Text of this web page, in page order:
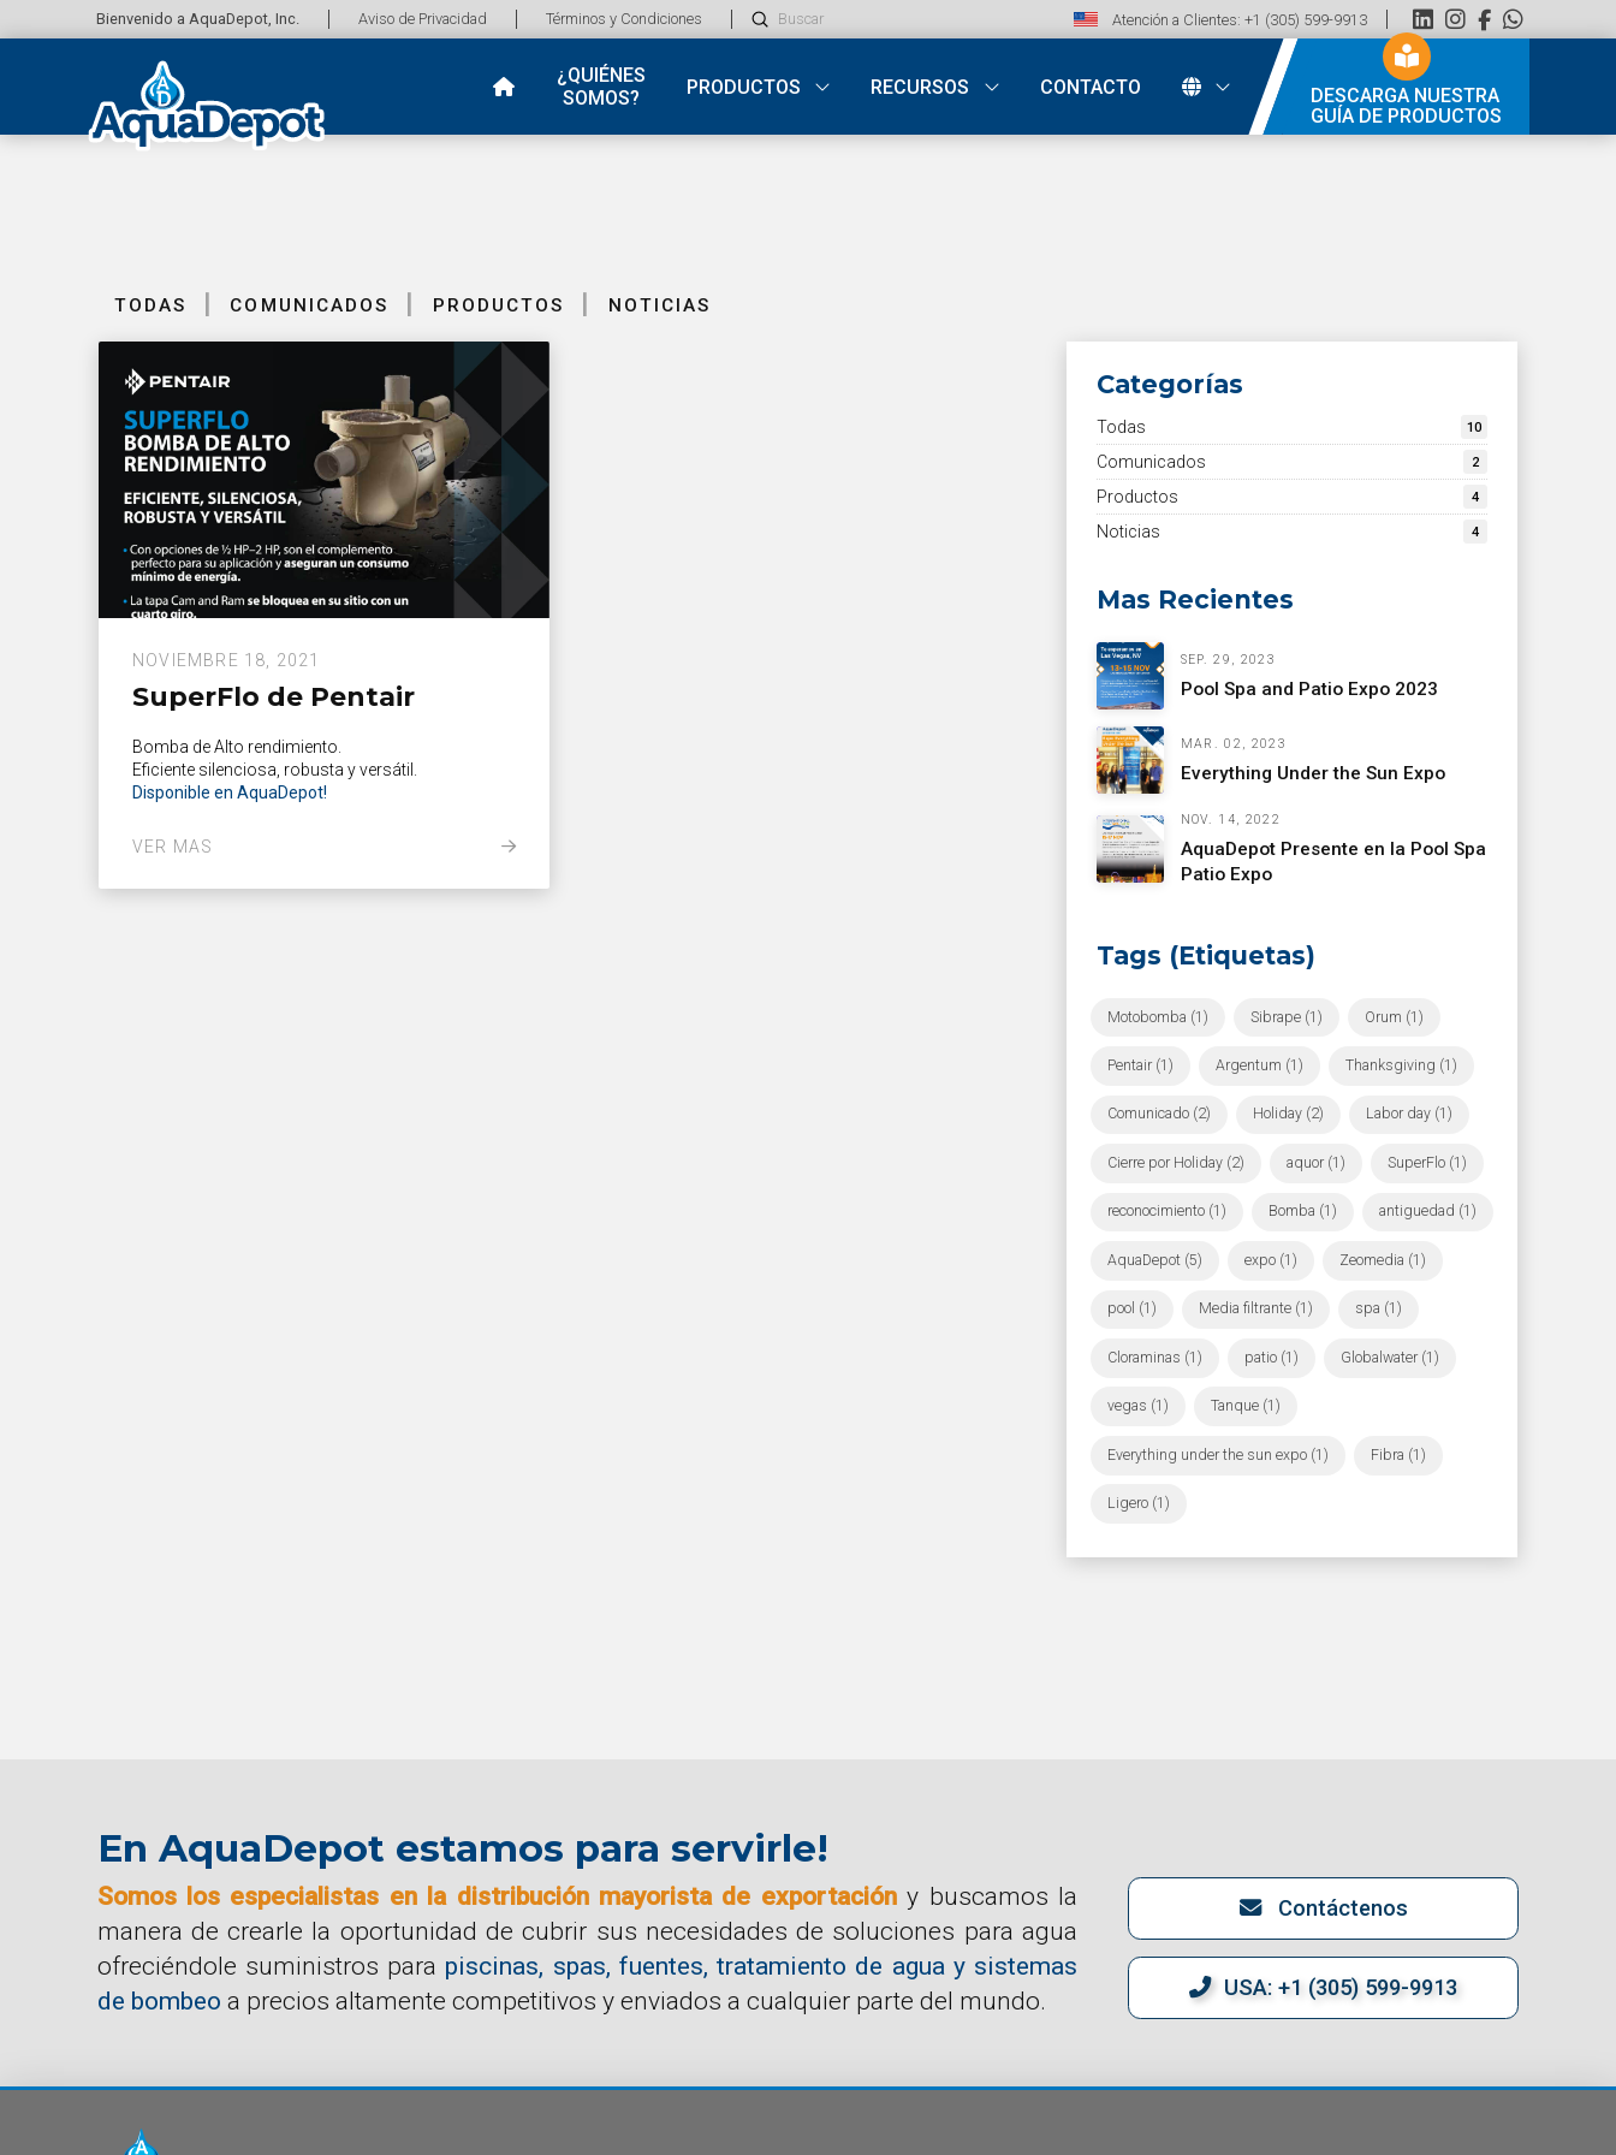
Bienvenido a AquaDepot, Inc. Aviso de Privacidad Términos y Condiciones
Search
Submit Atención a Clientes: +1 (305) 599-9913
¿QUIÉNES
SOMOS?
PRODUCTOS RECURSOS CONTACTO
DESCARGA NUESTRA
GUÍA DE PRODUCTOS
TODAS COMUNICADOS PRODUCTOS NOTICIAS
NOVIEMBRE 18, 2021
SuperFlo de Pentair
Bomba de Alto rendimiento.
Eficiente silenciosa, robusta y versátil.
Disponible en AquaDepot!
VER MAS
Categorías
Todas 10
Comunicados 2
Productos 4
Noticias 4
Mas Recientes
SEP. 29, 2023
Pool Spa and Patio Expo 2023
MAR. 02, 2023
Everything Under the Sun Expo
NOV. 14, 2022
AquaDepot Presente en la Pool Spa
Patio Expo
Tags (Etiquetas)
Motobomba (1) Sibrape (1) Orum (1)
Pentair (1) Argentum (1) Thanksgiving (1)
Comunicado (2) Holiday (2) Labor day (1)
Cierre por Holiday (2) aquor (1) SuperFlo (1)
reconocimiento (1) Bomba (1) antiguedad (1)
AquaDepot (5) expo (1) Zeomedia (1)
pool (1) Media filtrante (1) spa (1)
Cloraminas (1) patio (1) Globalwater (1)
vegas (1) Tanque (1)
Everything under the sun expo (1) Fibra (1)
Ligero (1)
En AquaDepot estamos para servirle!
Somos los especialistas en la distribución mayorista de exportacióny buscamos la
manera de crearle la oportunidad de cubrir sus necesidades de soluciones para agua
ofreciéndole suministros para piscinas, spas, fuentes, tratamiento de agua y sistemas
de bombeo a precios altamente competitivos y enviados a cualquier parte del mundo.
Contáctenos
USA: +1 (305) 599-9913